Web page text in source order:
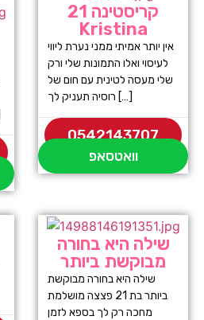
קריסטינה 21
Kristina
אין יותר אמיתי ממני נערת ליווי
לעיסוי ואלו התמונות שלי ורק
שלי מעסה לטינית עם חום של
רוסיה תעניק לך […]
0542143707
וואטסאפ
שילה היא בחורה
מבוקשת ביותר
שילה היא בחורה מבוקשת
ביותר בת 21 פצצה מושלמת
מחכה רק לך בספא לזמן